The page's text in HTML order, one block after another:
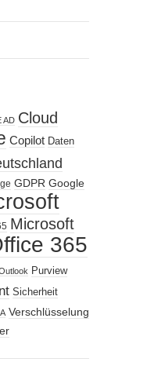
AD Cloud
Copilot Daten
GDPR Google
Microsoft
365
Purview
Sicherheit
Verschlüsselung